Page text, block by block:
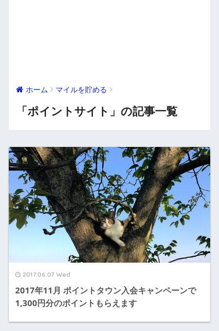
ホーム マイルを貯める
「ポイントサイト」の記事一覧
2017.06.07 Wed
2017年11月 ポイントタウン入会キャンペーンで
1,300円分のポイントもらえます